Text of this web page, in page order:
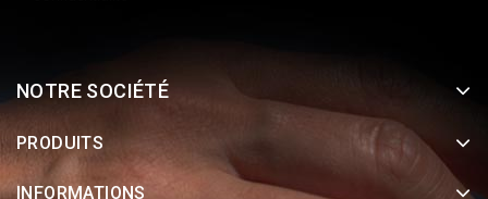
NOTRE SOCIÉTÉ
PRODUITS
INFORMATIONS